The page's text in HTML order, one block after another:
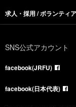
求人・採用 / ボランティ
SNS公式アカウント
facebook(JRFU)
facebook(日本代表)